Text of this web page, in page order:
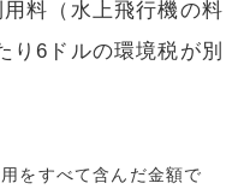
料（水上飛行機の料
り6ドルの環境税が別
をすべて含んだ金額で